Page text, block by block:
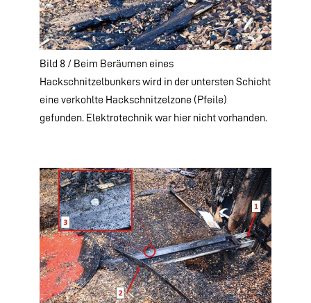
Bild 8 / Beim Beräumen eines
Hackschnitzelbunkers wird in der untersten Schicht
eine verkohlte Hackschnitzelzone (Pfeile)
gefunden. Elektrotechnik war hier nicht vorhanden.